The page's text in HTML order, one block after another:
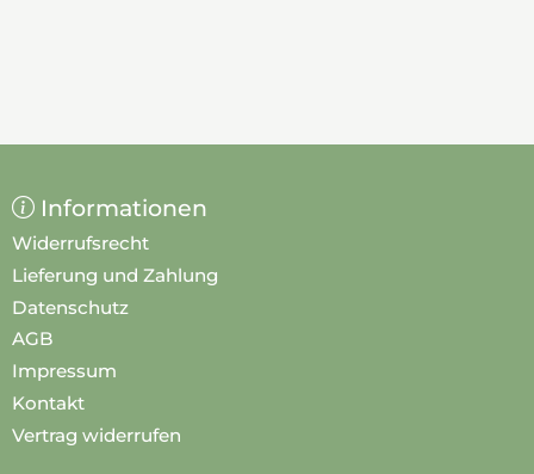
Informationen
Widerrufsrecht
Lieferung und Zahlung
Datenschutz
AGB
Impressum
Kontakt
Vertrag widerrufen